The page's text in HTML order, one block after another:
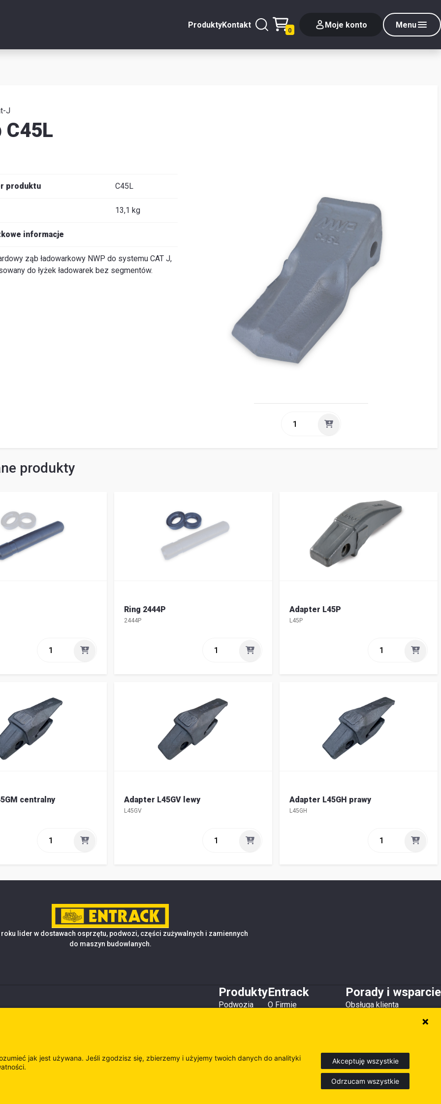
ProduktyKontakt
0
Moje konto Menu
Zamknij
J
C45L
produktu C45L
13,1 kg
informacje
ząb ładowarkowy NWP do systemu CAT J,
do łyżek ładowarek bez segmentów.
produkty
Ring 2444P
2444P
Adapter L45P
L45P
centralny Adapter L45GV lewy
L45GV
Adapter L45GH prawy
L45GH
roku lider w dostawach osprzętu, podwozi, części zużywalnych i zamiennych
do maszyn budowlanych.
Produkty
Podwozia
Entrack
O Firmie
Porady i wsparcie
Obsługa klienta
jak jest używana. Jeśli zgodzisz się, zbierzemy i użyjemy twoich danych do analityki
Akceptuję wszystkie
Odrzucam wszystkie